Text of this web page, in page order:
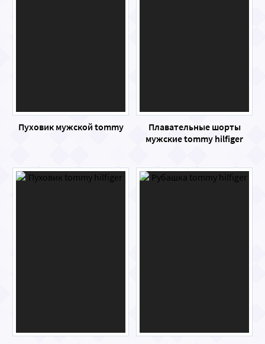
Пуховик мужской tommy
Плавательные шорты
мужские tommy hilfiger